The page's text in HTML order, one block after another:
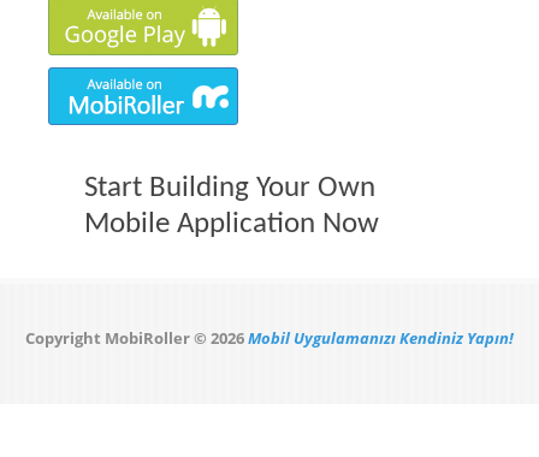
Start Building Your Own
Mobile Application Now
Copyright MobiRoller © 2026Mobil Uygulamanızı Kendiniz Yapın!